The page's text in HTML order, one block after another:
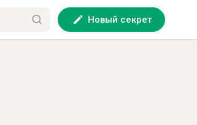
Новый секрет